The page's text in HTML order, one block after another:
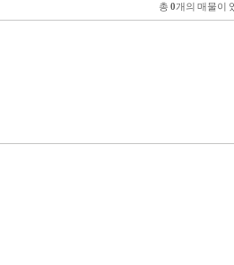
총 0개의 매물이